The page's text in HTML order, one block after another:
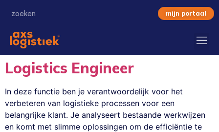
mijn portaal
Logistics Engineer
In deze functie ben je verantwoordelijk voor het
verbeteren van logistieke processen voor een
belangrijke klant. Je analyseert bestaande werkwijzen
en komt met slimme oplossingen om de efficiëntie te